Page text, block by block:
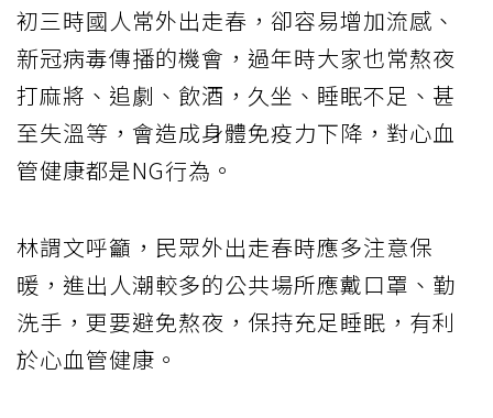
初三時國人常外出走春，卻容易增加流感、
新冠病毒傳播的機會，過年時大家也常熬夜
打麻將、追劇、飲酒，久坐、睡眠不足、甚
至失溫等，會造成身體免疫力下降，對心血
管健康都是NG行為。
林謂文呼籲，民眾外出走春時應多注意保
暖，進出人潮較多的公共場所應戴口罩、勤
洗手，更要避免熬夜，保持充足睡眠，有利
於心血管健康。